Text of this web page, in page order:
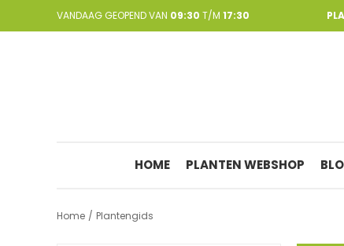
Home Plantengids
VANDAAG GEOPEND VAN 09:30 T/M 17:30
HOME PLANTEN WEBSHOP